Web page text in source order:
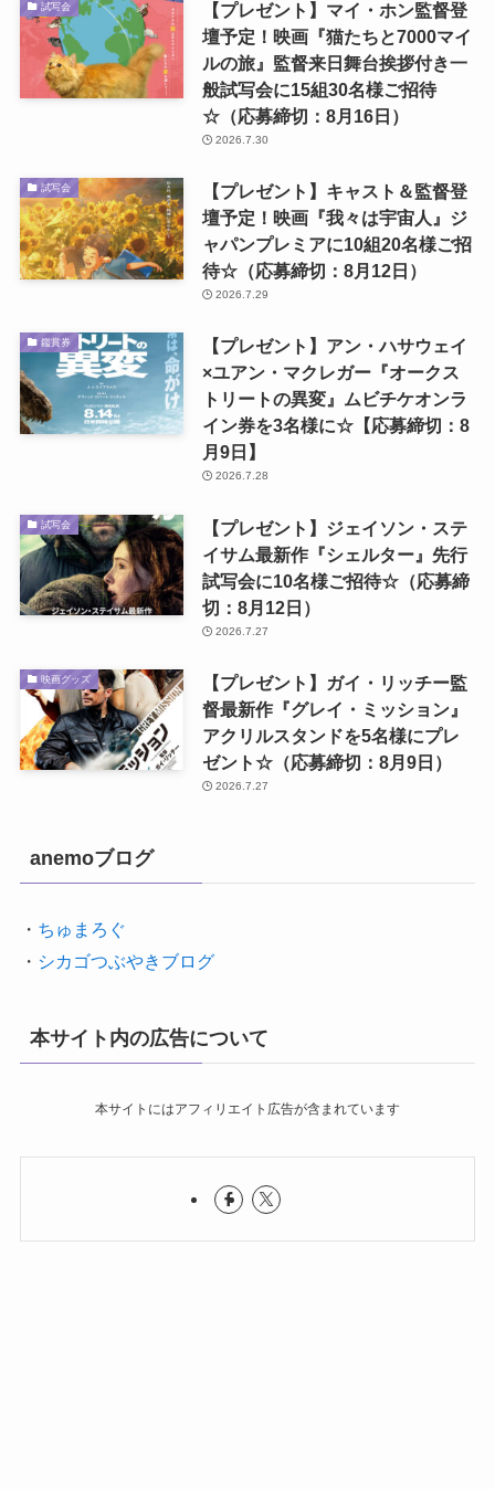
試写会
【プレゼント】マイ・ホン監督登
壇予定！映画『猫たちと7000マイ
ルの旅』監督来日舞台挨拶付き一
般試写会に15組30名様ご招待
☆（応募締切：8月16日）
2026.7.30
試写会
【プレゼント】キャスト＆監督登
壇予定！映画『我々は宇宙人』ジ
ャパンプレミアに10組20名様ご招
待☆（応募締切：8月12日）
2026.7.29
鑑賞券
【プレゼント】アン・ハサウェイ
×ユアン・マクレガー『オークス
トリートの異変』ムビチケオンラ
イン券を3名様に☆【応募締切：8
月9日】
2026.7.28
試写会
【プレゼント】ジェイソン・ステ
イサム最新作『シェルター』先行
試写会に10名様ご招待☆（応募締
切：8月12日）
2026.7.27
映画グッズ
【プレゼント】ガイ・リッチー監
督最新作『グレイ・ミッション』
アクリルスタンドを5名様にプレ
ゼント☆（応募締切：8月9日）
2026.7.27
anemoブログ
・ ちゅまろぐ
・ シカゴつぶやきブログ
本サイト内の広告について
本サイトにはアフィリエイト広告が含まれています